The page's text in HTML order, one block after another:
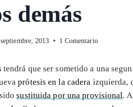
demás
2013 1 Comentario
tendrá que ser sometido a una
prótesis en la cadera izquierda,
sustituida por una provisional.